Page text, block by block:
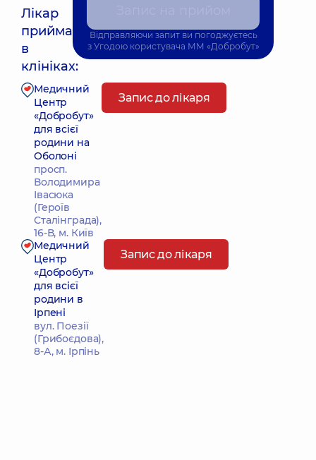
Лікар
приймає
в
клініках:
Найближчий час прийому: 26.08.2026 9:00
Медичний
Центр
«Добробут»
для всієї
родини на
Оболоні
просп.
Володимира
Івасюка
(Героїв
Сталінграда),
16-В, м. Київ
Запис до лікаря
Медичний
Центр
«Добробут»
для всієї
родини в
Ірпені
вул. Поезії
(Грибоєдова),
8-А, м. Ірпінь
Запис до лікаря
Відправляючи запит ви погоджуєтесь
з Угодою користувача ММ «Добробут»